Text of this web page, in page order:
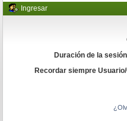
Ingresar
Duración de la
Recordar siempre